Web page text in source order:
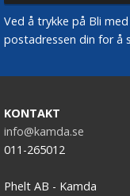
Ved å trykke på Bli
postadressen din for å
KONTAKT
info@kamda.se
011-265012
Phelt AB - Kamda